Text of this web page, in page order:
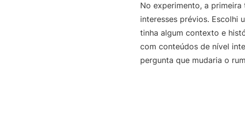
No experimento, a
interesses prévios. Escolhi
tinha algum contexto e
com conteúdos de nível
pergunta que mudaria o